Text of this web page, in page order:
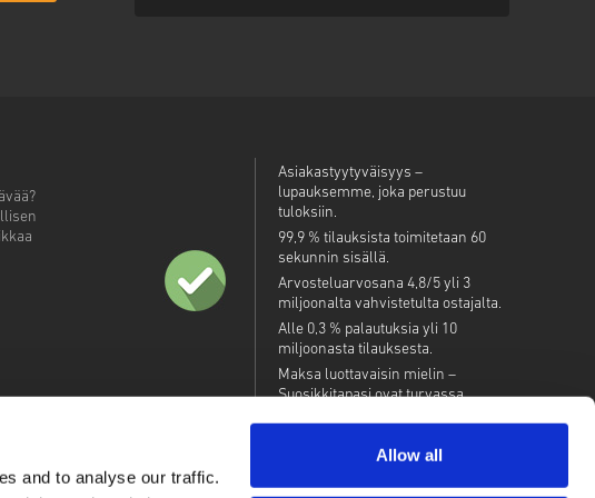
and to analyse our traffic.
Allow all
Asiakastyytyväisyys –
lupauksemme, joka perustuu
tuloksiin.
99,9 % tilauksista toimitetaan 60
sekunnin sisällä.
Arvosteluarvosana 4,8/5 yli 3
miljoonalta vahvistetulta ostajalta.
Alle 0,3 % palautuksia yli 10
miljoonasta tilauksesta.
Maksa luottavaisin mielin –
Suosikkitapasi ovat turvassa.